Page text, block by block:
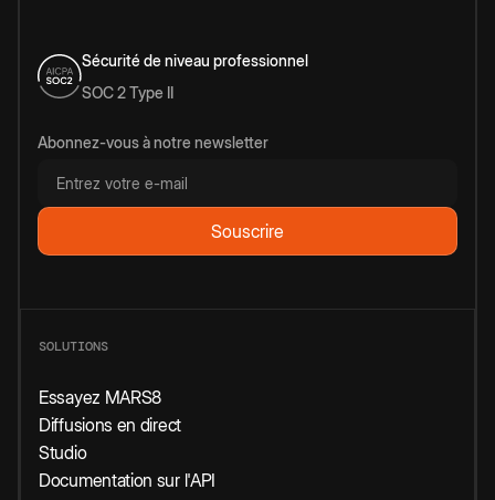
Sécurité de niveau professionnel
SOC 2 Type II
Abonnez-vous à notre newsletter
SOLUTIONS
Essayez MARS8
Diffusions en direct
Studio
Documentation sur l'API